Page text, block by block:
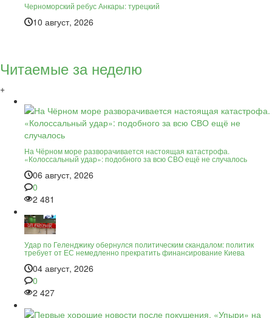
Черноморский ребус Анкары: турецкий
10 август, 2026
Читаемые за неделю
+
На Чёрном море разворачивается настоящая катастрофа.
«Колоссальный удар»: подобного за всю СВО ещё не случалось
06 август, 2026
0
2 481
Удар по Геленджику обернулся политическим скандалом: политик
требует от ЕС немедленно прекратить финансирование Киева
04 август, 2026
0
2 427